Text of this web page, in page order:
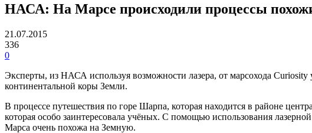
НАСА: На Марсе происходили процессы
21.07.2015
336
0
Эксперты, из НАСА используя возможности лазера, от марсохода
континентальной коры Земли.
В процессе путешествия по горе Шарпа, которая находится в районе
которая особо заинтересовала учёных. С помощью использования
Марса очень похожа на Земную.